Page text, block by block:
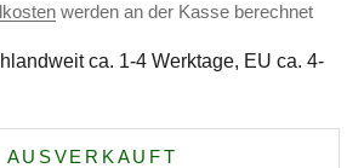
werden an der Kasse berechnet
ca. 1-4 Werktage, EU ca. 4-
AUSVERKAUFT